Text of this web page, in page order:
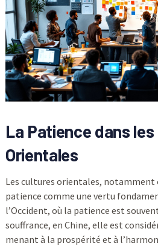
La Patience dans
Orientales
Les cultures orientales, notamment
patience comme une vertu
l’Occident, où la patience est
souffrance, en Chine, elle est
menant à la prospérité et à